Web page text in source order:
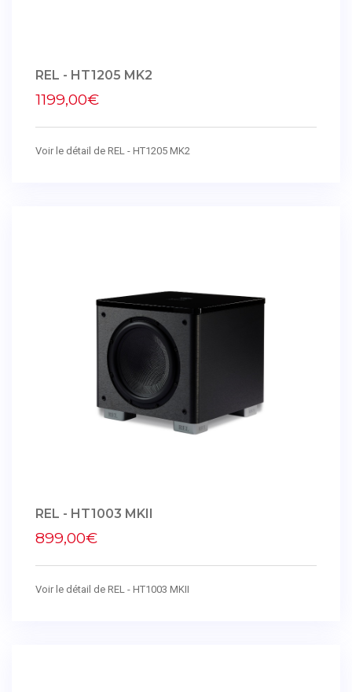
REL - HT1205 MK2
1199,00€
Voir le détail de REL - HT1205 MK2
REL - HT1003 MKII
899,00€
Voir le détail de REL - HT1003 MKII